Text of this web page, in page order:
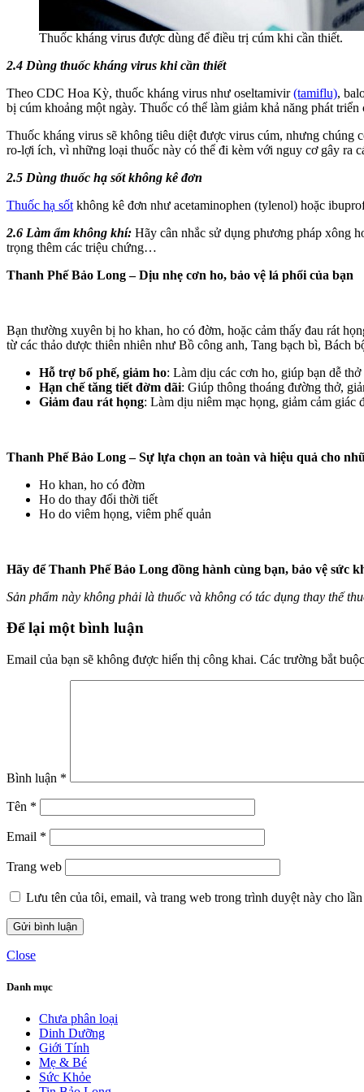
Thuốc kháng virus được dùng để điều trị cúm khi cần thiết.
2.4 Dùng thuốc kháng virus khi cần thiết
Theo CDC Hoa Kỳ, thuốc kháng virus như oseltamivir(tamiflu),
bị cúm khoảng một ngày. Thuốc có thể làm giảm khả năng phát
Thuốc kháng virus sẽ không tiêu diệt được virus cúm, nhưng chúng
ro-lợi ích, vì những loại thuốc này có thể đi kèm với nguy cơ gây ra
2.5 Dùng thuốc hạ sốt không kê đơn
Thuốc hạ sốt không kê đơn như acetaminophen (tylenol) hoặc
2.6 Làm ẩm không khí: Hãy cân nhắc sử dụng phương pháp xông
trọng thêm các triệu chứng…
Thanh Phế Bảo Long – Dịu nhẹ cơn ho, bảo vệ lá phổi của bạn
Bạn thường xuyên bị ho khan, ho có đờm, hoặc cảm thấy đau rát
từ các thảo dược thiên nhiên như Bồ công anh, Tang bạch bì, Bách
Hỗ trợ bổ phế, giảm ho: Làm dịu các cơn ho, giúp bạn dễ
Hạn chế tăng tiết đờm dãi: Giúp thông thoáng đường thở,
Giảm đau rát họng: Làm dịu niêm mạc họng, giảm cảm giác
Thanh Phế Bảo Long – Sự lựa chọn an toàn và hiệu quả cho
Ho khan, ho có đờm
Ho do thay đổi thời tiết
Ho do viêm họng, viêm phế quản
Hãy để Thanh Phế Bảo Long đồng hành cùng bạn, bảo vệ sức
Sản phẩm này không phải là thuốc và không có tác dụng thay thế
Để lại một bình luận
Email của bạn sẽ không được hiển thị công khai. Các trường bắt
Bình luận *
Tên *
Email *
Trang web
Lưu tên của tôi, email, và trang web trong trình duyệt này cho
Close
Danh mục
Chưa phân loại
Dinh Dưỡng
Giới Tính
Mẹ & Bé
Sức Khỏe